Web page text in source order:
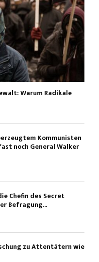
Warum Radikale
Kommunisten
noch General Walker
Chefin des Secret
Befragung...
zu Attentätern wie